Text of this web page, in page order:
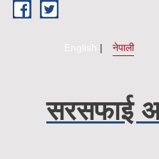
Skip to main content
English नेपाली
सरसफाई